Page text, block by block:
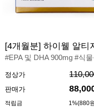
[4개월분] 하이웰 알티
#EPA 및 DHA 900mg #식
정상가
판매가
적립금 1%(880